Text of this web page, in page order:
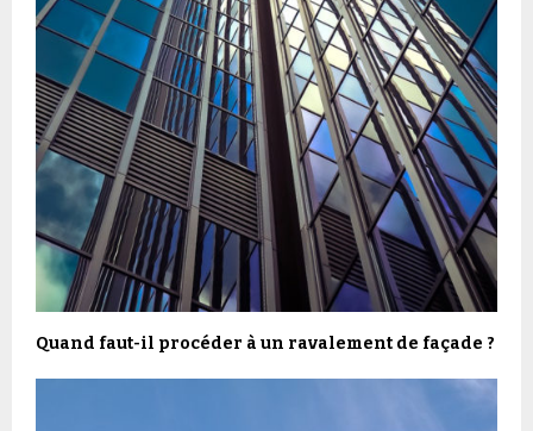
Quand faut-il procéder à un ravalement de façade ?